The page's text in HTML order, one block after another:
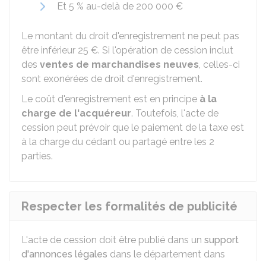
Et 5 % au-delà de 200 000 €
Le montant du droit d'enregistrement ne peut pas
être inférieur 25 €. Si l'opération de cession inclut
des ventes de marchandises neuves, celles-ci
sont exonérées de droit d'enregistrement.
Le coût d'enregistrement est en principe à la
charge de l'acquéreur. Toutefois, l'acte de
cession peut prévoir que le paiement de la taxe est
à la charge du cédant ou partagé entre les 2
parties.
Respecter les formalités de publicité
L'acte de cession doit être publié dans un support
d'annonces légales dans le département dans